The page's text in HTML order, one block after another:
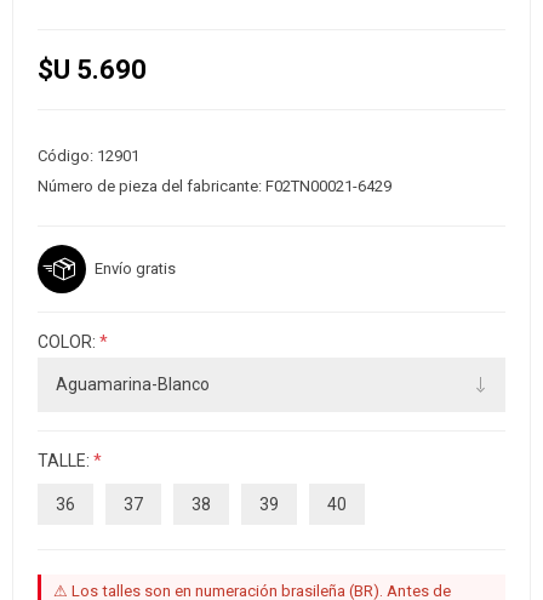
$U 5.690
Código: 12901
Número de pieza del fabricante: F02TN00021-6429
Envío gratis
COLOR: *
TALLE: *
36 37 38 39 40
⚠ Los talles son en numeración brasileña (BR). Antes de